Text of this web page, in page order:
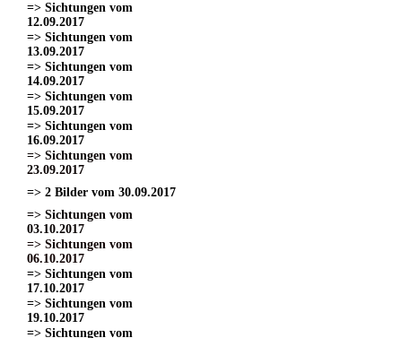
=> Sichtungen vom
12.09.2017
=> Sichtungen vom
13.09.2017
=> Sichtungen vom
14.09.2017
=> Sichtungen vom
15.09.2017
=> Sichtungen vom
16.09.2017
=> Sichtungen vom
23.09.2017
=> 2 Bilder vom 30.09.2017
=> Sichtungen vom
03.10.2017
=> Sichtungen vom
06.10.2017
=> Sichtungen vom
17.10.2017
=> Sichtungen vom
19.10.2017
=> Sichtungen vom